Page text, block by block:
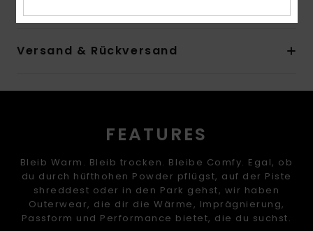
Versand & Rückversand
FEATURES
Bleib Warm. Bleib trocken. Bleibe Comfy. Egal, ob
du durch hüfthohen Powder pflügst, auf der Piste
shreddest oder in den Park gehst, wir haben
Outerwear, die dir die Wärme, Imprägnierung,
Passform und Performance bietet, die du suchst.